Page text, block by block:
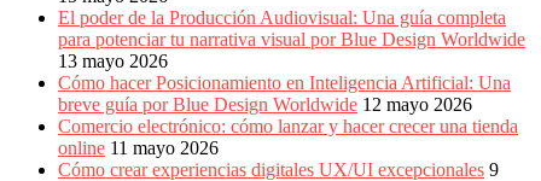
El poder de la Producción Audiovisual: Una guía completa
para potenciar tu narrativa visual por Blue Design Worldwide
13 mayo 2026
Cómo hacer Posicionamiento en Inteligencia Artificial: Una
breve guía por Blue Design Worldwide 12 mayo 2026
Comercio electrónico: cómo lanzar y hacer crecer una tienda
online 11 mayo 2026
Cómo crear experiencias digitales UX/UI excepcionales 9